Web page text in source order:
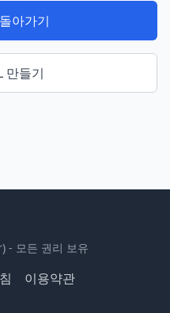
아가기
만들기
- 모든 권리 보유
이용약관